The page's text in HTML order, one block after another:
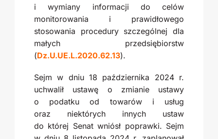
i wymiany informacji do celów
monitorowania i prawidłowego
stosowania procedury szczególnej dla
małych przedsiębiorstw
(Dz.U.UE.L.2020.62.13).
Sejm w dniu 18 października 2024 r.
uchwalił ustawę o zmianie ustawy
o podatku od towarów i usług
oraz niektórych innych ustaw
do której Senat wniósł poprawki. Sejm